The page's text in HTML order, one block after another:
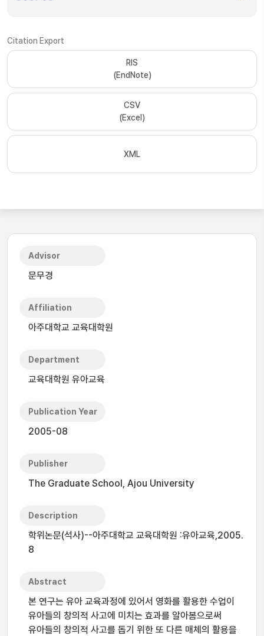
Citation Export
RIS
(EndNote)
CSV
(Excel)
XML
Advisor
문무경
Affiliation
아주대학교 교육대학원
Department
교육대학원 유아교육
Publication Year
2005-08
Publisher
The Graduate School, Ajou University
Description
학위논문(석사)--아주대학교 교육대학원 :유아교육,2005.
8
Abstract
본 연구는 유아 교육과정에 있어서 영화를 활용한 수업이
유아들의 창의적 사고에 미치는 효과를 알아봄으로써
유아들의 창의적 사고를 돕기 위한 또 다른 매체의 활용을